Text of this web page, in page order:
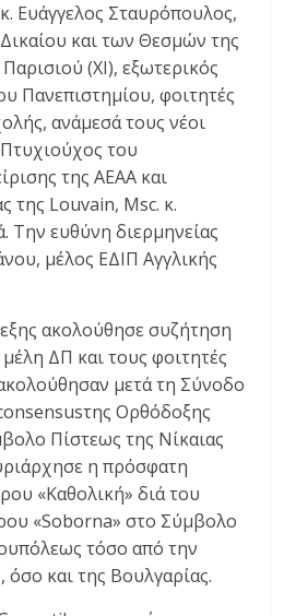
Ευάγγελος Σταυρόπουλος,
και των Θεσμών της
(XI), εξωτερικός
Πανεπιστημίου, φοιτητές
ανάμεσά τους νέοι
του
της ΑΕΑΑ και
της Louvain, Msc. κ.
Την ευθύνη διερμηνείας
μέλος ΕΔΙΠ Αγγλικής
ακολούθησε συζήτηση
ΔΠ και τους φοιτητές
μετά τη Σύνοδο
Ορθόδοξης
Πίστεως της Νίκαιας
η πρόσφατη
«Καθολική» διά του
«Soborna» στο Σύμβολο
τόσο από την
όσο και της Βουλγαρίας.